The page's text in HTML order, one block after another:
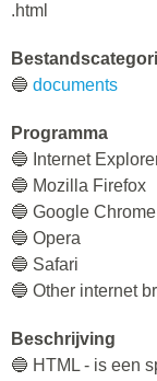
.html
🔵 documents
Programma
🔵 Internet
🔵 Mozilla Firefox
🔵 Google Chrome
🔵 Opera
🔵 Safari
🔵 Other internet
Beschrijving
🔵 HTML - is een